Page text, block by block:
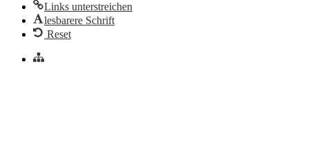
Links unterstreichen
lesbarere Schrift
Reset